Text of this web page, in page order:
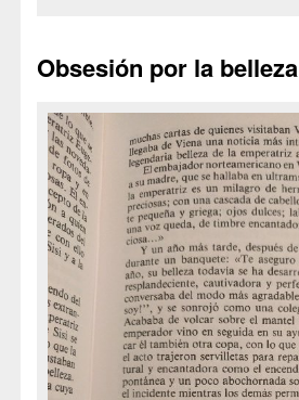
Obsesión por la belleza